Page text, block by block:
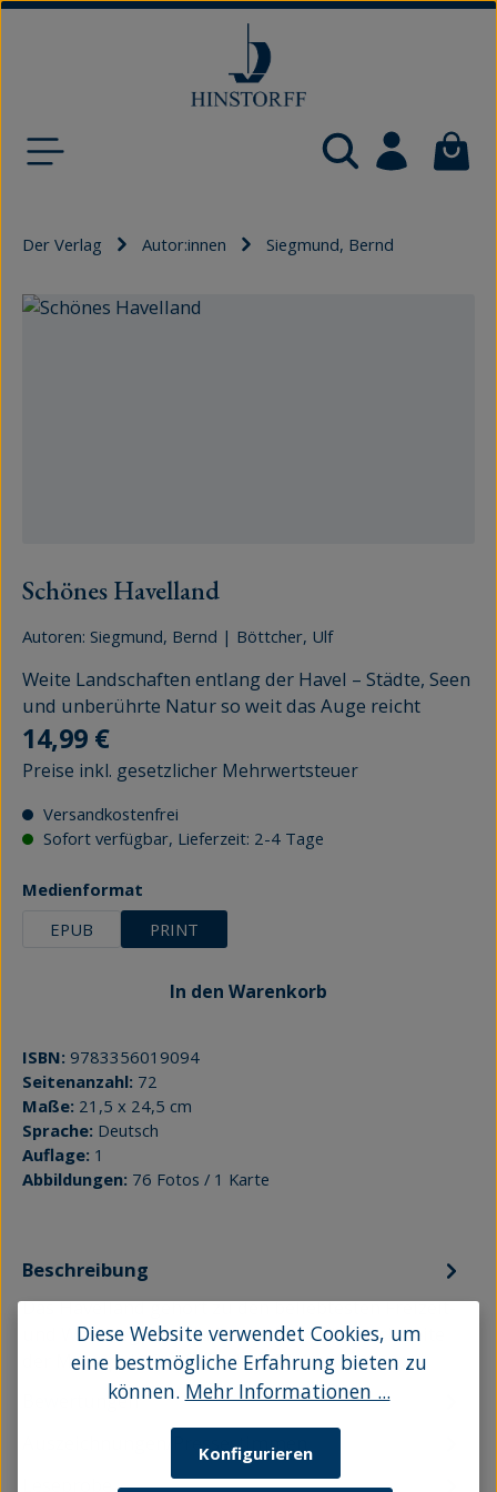
Der Verlag Autor:innen Siegmund, Bernd
Bildergalerie überspringen
Schönes Havelland
Autoren: Siegmund, Bernd | Böttcher, Ulf
Weite Landschaften entlang der Havel – Städte, Seen
und unberührte Natur so weit das Auge reicht
Regulärer Preis:
14,99 €
Preise inkl. gesetzlicher Mehrwertsteuer
Versandkostenfrei
Sofort verfügbar, Lieferzeit: 2-4 Tage
Medienformat
EPUB
PRINT
In den Warenkorb
ISBN: 9783356019094
Seitenanzahl: 72
Maße: 21,5 x 24,5 cm
Sprache: Deutsch
Auflage: 1
Abbildungen: 76 Fotos / 1 Karte
Beschreibung
Das Havelland gehört zu den beliebtesten Freizeit-
und Wohnregionen in Deutschland. In Reichweite
der Metropole Berlin und d…Mehr
Bewertungen
Auszeichnungen/Pressestimmen
Diese Website verwendet Cookies, um
eine bestmögliche Erfahrung bieten zu
können. Mehr Informationen ...
Konfigurieren